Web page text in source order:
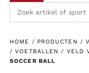
HOME / PRODUCTEN /
/VOETBALLEN / VELD
SOCCER BALL